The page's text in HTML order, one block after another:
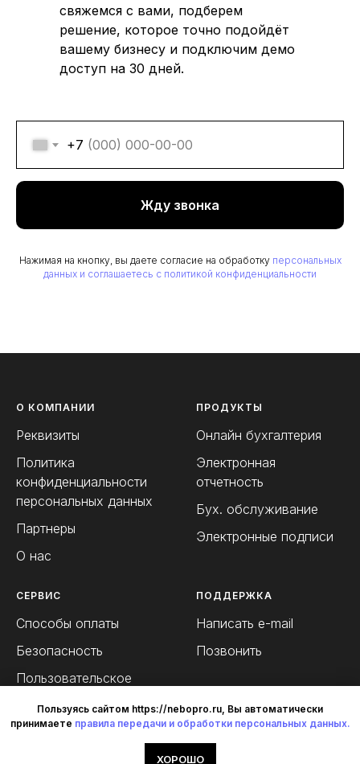
Пользуясь сайтом https://nebopro.ru, Вы автоматически
принимаете правила передачи и обработки персональных данных.
ХОРОШО
свяжемся с вами, подберем
решение, которое точно подойдёт
вашему бизнесу и подключим демо
доступ на 30 дней.
+7
Жду звонка
Нажимая на кнопку, вы даете согласие на обработку персональных
данных и соглашаетесь c политикой конфиденциальности
О КОМПАНИИ
Реквизиты
Политика
конфиденциальности
персональных данных
Партнеры
О нас
ПРОДУКТЫ
Онлайн бухгалтерия
Электронная
отчетность
Бух. обслуживание
Электронные подписи
СЕРВИС
Способы оплаты
Безопасность
Пользовательское
ПОДДЕРЖКА
Написать e-mail
Позвонить